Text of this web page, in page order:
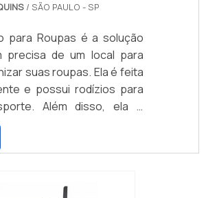
/ SÃO PAULO - SP
para Roupas é a solução
precisa de um local para
suas roupas. Ela é feita
e possui rodízios para
Além disso, ela é
um design moderno, que
ambiente. Com ela,
e organizar suas roupas